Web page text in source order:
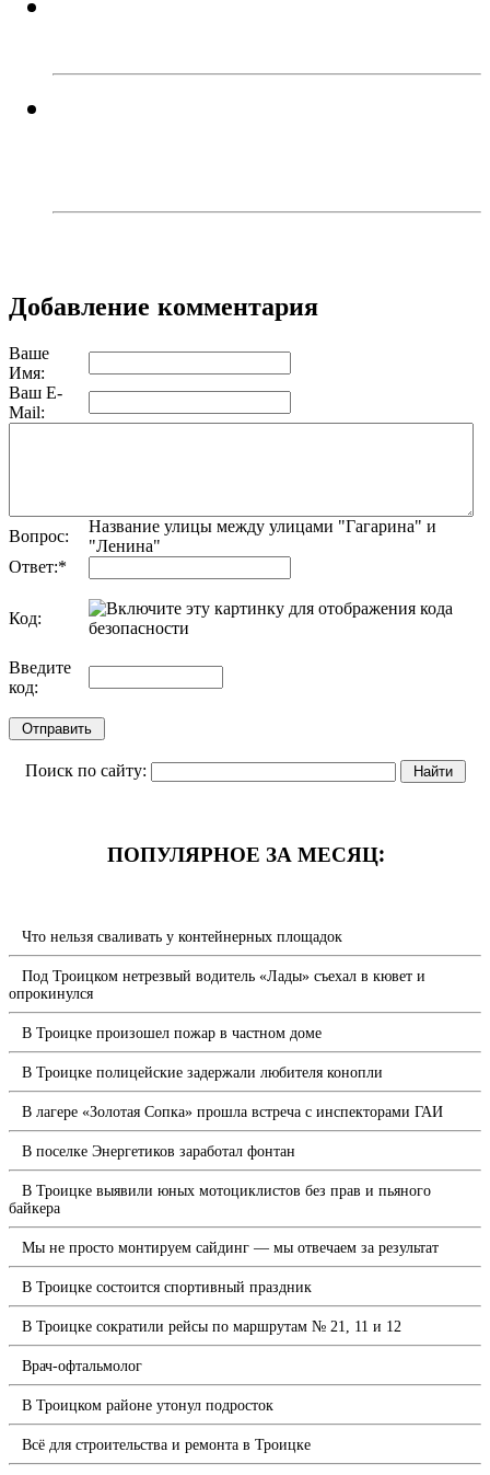
Добавление комментария
Ваше
Имя:
Ваш E-
Mail:
Вопрос:
Название улицы между улицами "Гагарина" и
"Ленина"
Ответ:*
Код:
Введите
код:
Поиск по сайту:
ПОПУЛЯРНОЕ ЗА МЕСЯЦ:
Что нельзя сваливать у контейнерных площадок
Под Троицком нетрезвый водитель «Лады» съехал в кювет и
опрокинулся
В Троицке произошел пожар в частном доме
В Троицке полицейские задержали любителя конопли
В лагере «Золотая Сопка» прошла встреча с инспекторами ГАИ
В поселке Энергетиков заработал фонтан
В Троицке выявили юных мотоциклистов без прав и пьяного
байкера
Мы не просто монтируем сайдинг — мы отвечаем за результат
В Троицке состоится спортивный праздник
В Троицке сократили рейсы по маршрутам № 21, 11 и 12
Врач-офтальмолог
В Троицком районе утонул подросток
Всё для строительства и ремонта в Троицке